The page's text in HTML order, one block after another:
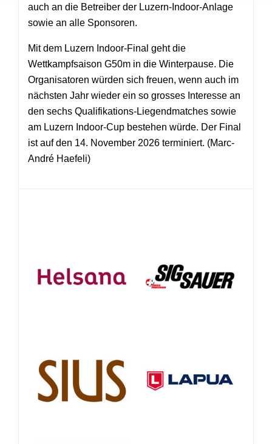
auch an die Betreiber der Luzern-Indoor-Anlage
sowie an alle Sponsoren.
Mit dem Luzern Indoor-Final geht die
Wettkampfsaison G50m in die Winterpause. Die
Organisatoren würden sich freuen, wenn auch im
nächsten Jahr wieder ein so grosses Interesse an
den sechs Qualifikations-Liegendmatches sowie
am Luzern Indoor-Cup bestehen würde. Der Final
ist auf den 14. November 2026 terminiert. (Marc-
André Haefeli)